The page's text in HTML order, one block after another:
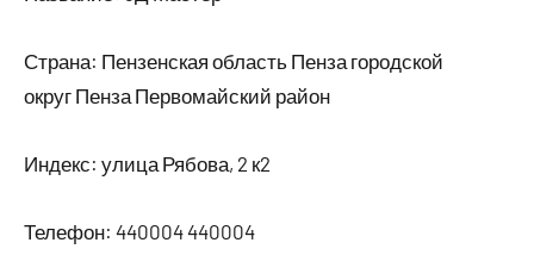
Страна: Пензенская область Пенза городской
округ Пенза Первомайский район
Индекс: улица Рябова, 2 к2
Телефон: 440004 440004